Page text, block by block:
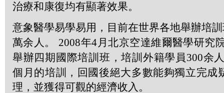
治療和康復均有顯著效果。
意象醫學易學易用，目前在世界各地舉辦培
萬余人。 2008年4 月北京空達維爾醫學研究
舉辦四期國際培訓班，培訓外籍學員 300余
個月的培訓，回國後絕大多數能夠獨立完成
理，並獲得可觀的經濟收入。